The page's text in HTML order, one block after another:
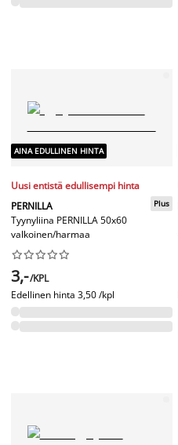
AINA EDULLINEN HINTA
Uusi entistä edullisempi hinta
PERNILLA
Tyynyliina PERNILLA 50x60
valkoinen/harmaa
Plus






3,-/KPL
Edellinen hinta 3,50 /kpl